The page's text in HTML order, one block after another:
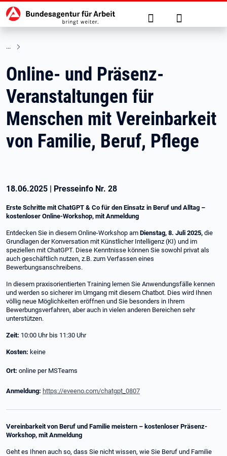
zu den Hauptinhalten springen
Hauptnavigation Suche Anmelden
Online- und Präsenz-
Veranstaltungen für
Menschen mit Vereinbarkeit
von Familie, Beruf, Pflege
18.06.2025 | Presseinfo Nr. 28
Erste Schritte mit ChatGPT & Co für den Einsatz in Beruf und Alltag –
kostenloser Online-Workshop, mit Anmeldung
Entdecken Sie in diesem Online-Workshop am Dienstag, 8. Juli 2025, die
Grundlagen der Konversation mit Künstlicher Intelligenz (KI) und im
speziellen mit ChatGPT. Diese Kenntnisse können Sie sowohl privat als
auch geschäftlich nutzen, z.B. zum Verfassen eines
Bewerbungsanschreibens.
In diesem praxisorientierten Training lernen Sie Anwendungsfälle kennen
und werden so sicherer im Umgang mit diesem Chatbot. Dies wird Ihnen
völlig neue Möglichkeiten eröffnen und Sie besonders in Ihrem
Bewerbungsverfahren, aber auch in vielen anderen Bereichen sehr
unterstützen.
Zeit: 10:00 Uhr bis 11:30 Uhr
Kosten: keine
Ort: online per MSTeams
Anmeldung: https://eveeno.com/chatgpt_0807
Vereinbarkeit von Beruf und Familie meistern – kostenloser Präsenz-
Workshop, mit Anmeldung
Geht es Ihnen auch so, dass Sie nicht wissen, wie Sie Beruf und Familie